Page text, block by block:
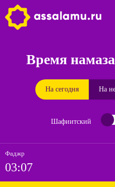
Время
На сегодня На
Шафиитский
Фаджр
03:07